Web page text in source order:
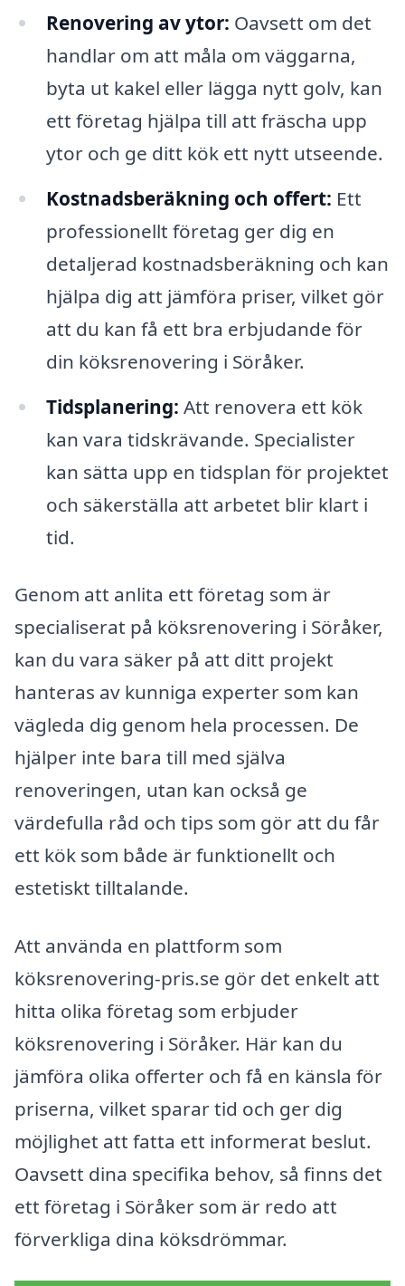
Renovering av ytor: Oavsett om det
handlar om att måla om väggarna,
byta ut kakel eller lägga nytt golv, kan
ett företag hjälpa till att fräscha upp
ytor och ge ditt kök ett nytt utseende.
Kostnadsberäkning och offert: Ett
professionellt företag ger dig en
detaljerad kostnadsberäkning och kan
hjälpa dig att jämföra priser, vilket gör
att du kan få ett bra erbjudande för
din köksrenovering i Söråker.
Tidsplanering: Att renovera ett kök
kan vara tidskrävande. Specialister
kan sätta upp en tidsplan för projektet
och säkerställa att arbetet blir klart i
tid.
Genom att anlita ett företag som är
specialiserat på köksrenovering i Söråker,
kan du vara säker på att ditt projekt
hanteras av kunniga experter som kan
vägleda dig genom hela processen. De
hjälper inte bara till med själva
renoveringen, utan kan också ge
värdefulla råd och tips som gör att du får
ett kök som både är funktionellt och
estetiskt tilltalande.
Att använda en plattform som
köksrenovering-pris.se gör det enkelt att
hitta olika företag som erbjuder
köksrenovering i Söråker. Här kan du
jämföra olika offerter och få en känsla för
priserna, vilket sparar tid och ger dig
möjlighet att fatta ett informerat beslut.
Oavsett dina specifika behov, så finns det
ett företag i Söråker som är redo att
förverkliga dina köksdrömmar.